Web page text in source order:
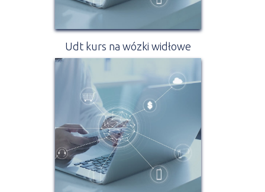
Udt kurs na wózki widłowe